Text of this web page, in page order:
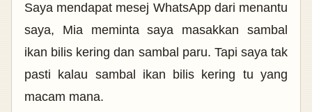
Saya mendapat mesej WhatsApp dari menantu
saya, Mia meminta saya masakkan sambal
ikan bilis kering dan sambal paru. Tapi saya tak
pasti kalau sambal ikan bilis kering tu yang
macam mana.